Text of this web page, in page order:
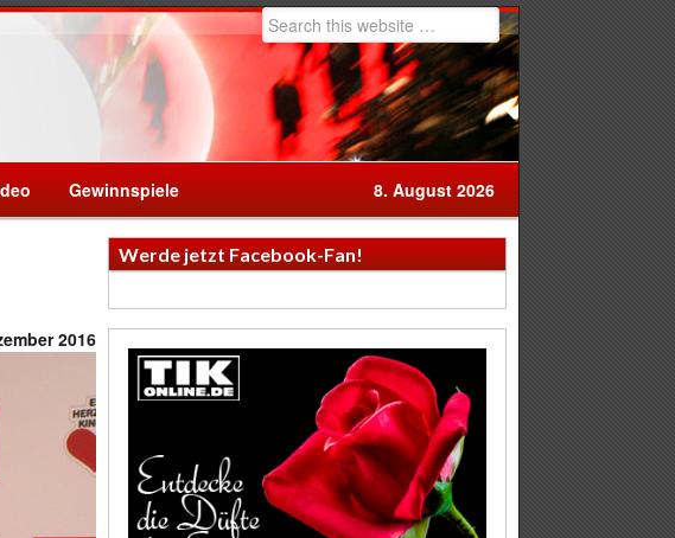
Gewinnspiele 8. August 2026
2016
Werde jetzt Facebook-Fan!